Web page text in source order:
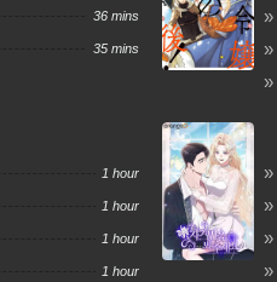
36 mins
35 mins
1 hour
1 hour
1 hour
1 hour